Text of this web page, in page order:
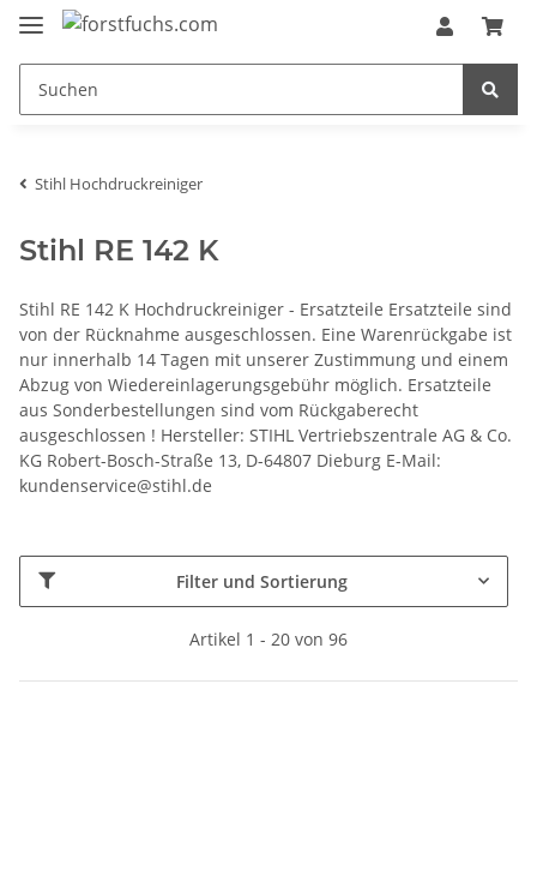
Stihl Hochdruckreiniger
Stihl RE 142 K
Stihl RE 142 K Hochdruckreiniger - Ersatzteile Ersatzteile sind
von der Rücknahme ausgeschlossen. Eine Warenrückgabe ist
nur innerhalb 14 Tagen mit unserer Zustimmung und einem
Abzug von Wiedereinlagerungsgebühr möglich. Ersatzteile
aus Sonderbestellungen sind vom Rückgaberecht
ausgeschlossen ! Hersteller: STIHL Vertriebszentrale AG & Co.
KG Robert-Bosch-Straße 13, D-64807 Dieburg E-Mail:
kundenservice@stihl.de
Filter und Sortierung
Artikel 1 - 20 von 96